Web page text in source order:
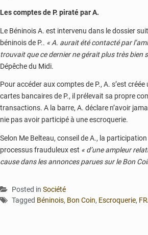
Les comptes de P. piraté par A.
Le Béninois A. est intervenu dans le dossier
béninois de P.. « A. aurait été contacté par
trouvait que ce dernier ne gérait plus très bien
Dépêche du Midi.
Pour accéder aux comptes de P., A. s’est créée
cartes bancaires de P., il prélevait sa propre
transactions. A la barre, A. déclare n’avoir
nie pas avoir participé à une escroquerie.
Selon Me Belteau, conseil de A., la
processus frauduleux est « d’une ampleur
cause dans les annonces parues sur le Bon
Posted in Société
Tagged Béninois, Bon Coin, Escroquerie,